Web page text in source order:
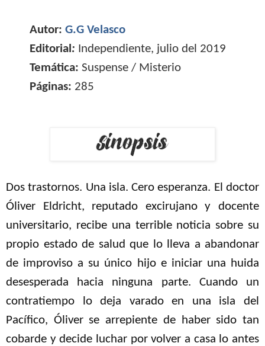
Autor: G.G Velasco
Editorial: Independiente, julio del 2019
Temática: Suspense / Misterio
Páginas: 285
Dos trastornos. Una isla. Cero esperanza. El doctor
Óliver Eldricht, reputado excirujano y docente
universitario, recibe una terrible noticia sobre su
propio estado de salud que lo lleva a abandonar
de improviso a su único hijo e iniciar una huida
desesperada hacia ninguna parte. Cuando un
contratiempo lo deja varado en una isla del
Pacífico, Óliver se arrepiente de haber sido tan
cobarde y decide luchar por volver a casa lo antes